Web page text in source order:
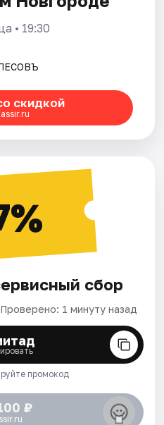
• 19:30
скидкой
сбор
Проверено: 1 минуту назад
промокод
₽